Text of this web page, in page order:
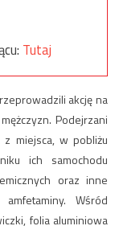
Tutaj
akcję na
Podejrzani
miejsca, w pobliżu
ich samochodu
oraz inne
Wśród
folia aluminiowa